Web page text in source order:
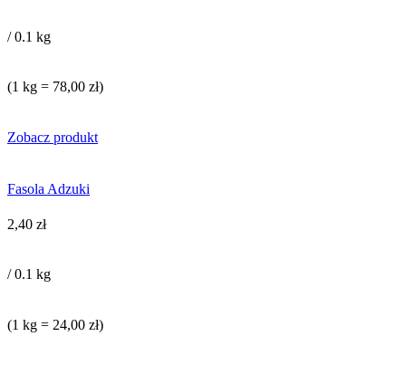
/ 0.1 kg
(1 kg = 78,00 zł)
Zobacz produkt
Fasola Adzuki
2,40 zł
/ 0.1 kg
(1 kg = 24,00 zł)